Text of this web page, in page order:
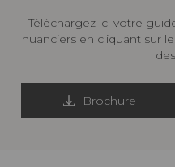
Téléchargez ici votre
nuanciers en cliquant sur
Brochure